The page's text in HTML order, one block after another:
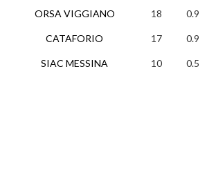
ORSA VIGGIANO
CATAFORIO
SIAC MESSINA
18 0.9
17 0.9
10 0.5